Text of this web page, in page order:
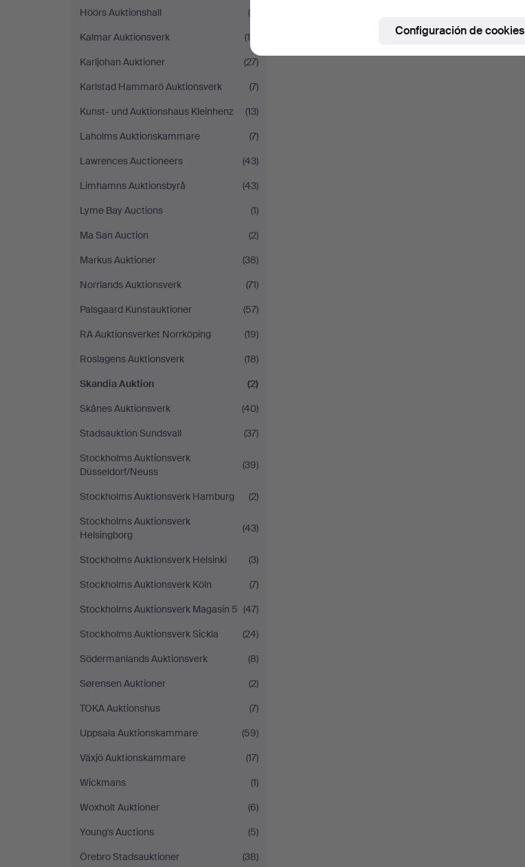
Höörs Auktionshall
(8)
Kalmar Auktionsverk
(15)
Karljohan Auktioner
(27)
Karlstad Hammarö Auktionsverk
(7)
Kunst- und Auktionshaus Kleinhenz
(13)
Laholms Auktionskammare
(7)
Lawrences Auctioneers
(43)
Limhamns Auktionsbyrå
(43)
Lyme Bay Auctions
(1)
Ma San Auction
(2)
Markus Auktioner
(38)
Norrlands Auktionsverk
(71)
Palsgaard Kunstauktioner
(57)
RA Auktionsverket Norrköping
(19)
Roslagens Auktionsverk
(18)
Skandia Auktion
(2)
Skånes Auktionsverk
(40)
Stadsauktion Sundsvall
(37)
Stockholms Auktionsverk
Düsseldorf/Neuss
(39)
Stockholms Auktionsverk Hamburg
(2)
Stockholms Auktionsverk
Helsingborg
(43)
Stockholms Auktionsverk Helsinki
(3)
Stockholms Auktionsverk Köln
(7)
Stockholms Auktionsverk Magasin 5 (47)
Stockholms Auktionsverk Sickla
(24)
Södermanlands Auktionsverk
(8)
Sørensen Auktioner
(2)
TOKA Auktionshus
(7)
Uppsala Auktionskammare
(59)
Växjö Auktionskammare
(17)
Wickmans
(1)
Woxholt Auktioner
(6)
Young's Auctions
(5)
Örebro Stadsauktioner
(38)
Configuración de cookies